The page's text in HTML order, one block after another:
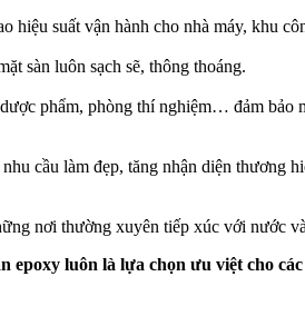
hiệu suất vận hành cho nhà máy, khu
sàn luôn sạch sẽ, thông thoáng.
phẩm, phòng thí nghiệm… đảm bảo
cầu làm đẹp, tăng nhận diện thương
nơi thường xuyên tiếp xúc với nước
epoxy luôn là lựa chọn ưu việt cho